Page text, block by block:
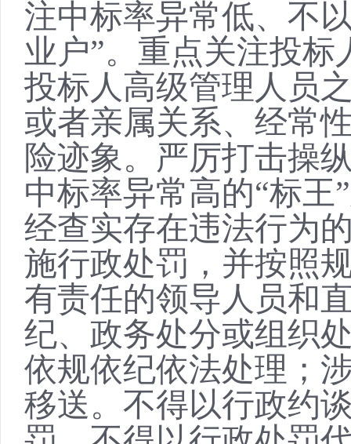
注中标率异常低、不
业户”。重点关注投
投标人高级管理人员
或者亲属关系、经常
险迹象。严厉打击操
中标率异常高的“标王
经查实存在违法行为
施行政处罚，并按照
有责任的领导人员和
纪、政务处分或组织
依规依纪依法处理；
移送。不得以行政约